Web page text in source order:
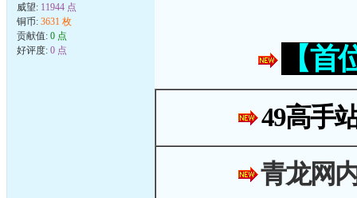
威望: 11944 点
铜币: 3631 枚
贡献值: 0 点
好评度: 0 点 【
49高手
青龙网